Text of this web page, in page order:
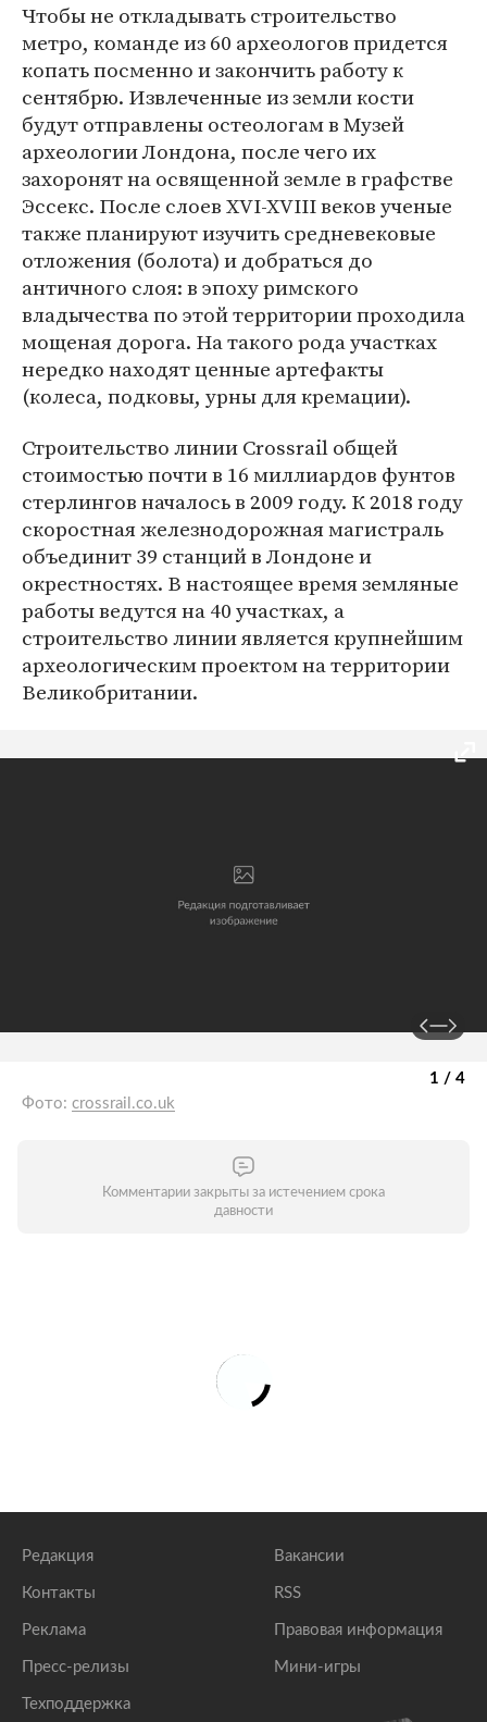
Чтобы не откладывать строительство
метро, команде из 60 археологов придется
копать посменно и закончить работу к
сентябрю. Извлеченные из земли кости
будут отправлены остеологам в Музей
археологии Лондона, после чего их
захоронят на освященной земле в графстве
Эссекс. После слоев XVI-XVIII веков ученые
также планируют изучить средневековые
отложения (болота) и добраться до
античного слоя: в эпоху римского
владычества по этой территории проходила
мощеная дорога. На такого рода участках
нередко находят ценные артефакты
(колеса, подковы, урны для кремации).
Строительство линии Crossrail общей
стоимостью почти в 16 миллиардов фунтов
стерлингов началось в 2009 году. К 2018 году
скоростная железнодорожная магистраль
объединит 39 станций в Лондоне и
окрестностях. В настоящее время земляные
работы ведутся на 40 участках, а
строительство линии является крупнейшим
археологическим проектом на территории
Великобритании.
1 / 4
Фото: crossrail.co.uk
Комментарии закрыты за истечением срока
давности
Редакция
Контакты
Реклама
Пресс-релизы
Техподдержка
Вакансии
RSS
Правовая информация
Мини-игры